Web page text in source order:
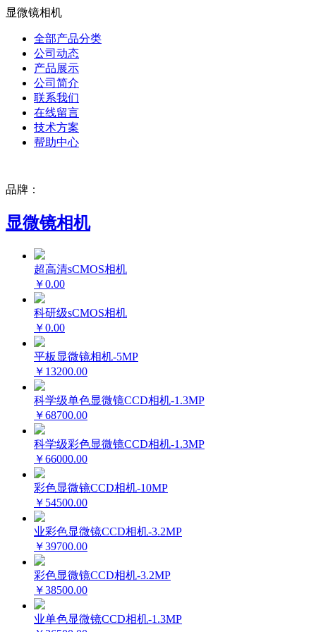
显微镜相机
全部产品分类
公司动态
产品展示
公司简介
联系我们
在线留言
技术方案
帮助中心
品牌：
显微镜相机
超高清sCMOS相机
￥0.00
科研级sCMOS相机
￥0.00
平板显微镜相机-5MP
￥13200.00
科学级单色显微镜CCD相机-1.3MP
￥68700.00
科学级彩色显微镜CCD相机-1.3MP
￥66000.00
彩色显微镜CCD相机-10MP
￥54500.00
业彩色显微镜CCD相机-3.2MP
￥39700.00
彩色显微镜CCD相机-3.2MP
￥38500.00
业单色显微镜CCD相机-1.3MP